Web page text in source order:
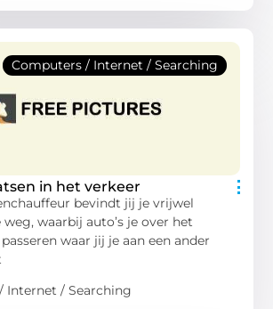
Computers / Internet / Searching
in het verkeer
bevindt jij je vrijwel
waarbij auto’s je over het
waar jij je aan een ander
Internet / Searching